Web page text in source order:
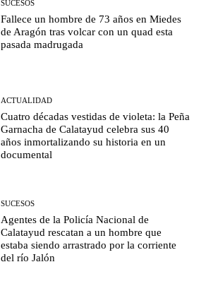
SUCESOS
Fallece un hombre de 73 años en Miedes
de Aragón tras volcar con un quad esta
pasada madrugada
ACTUALIDAD
Cuatro décadas vestidas de violeta: la Peña
Garnacha de Calatayud celebra sus 40
años inmortalizando su historia en un
documental
SUCESOS
Agentes de la Policía Nacional de
Calatayud rescatan a un hombre que
estaba siendo arrastrado por la corriente
del río Jalón